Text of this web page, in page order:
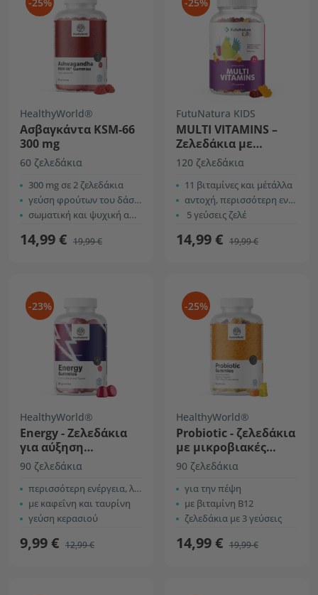
HealthyWorld®
Ασβαγκάντα KSM-66
300 mg
60 ζελεδάκια
300 mg σε 2 ζελεδάκια
γεύση φρούτων του δάσους
σωματική και ψυχική απόδοση
14,99 € 19,99 €
FutuNatura KIDS
MULTI VITAMINS –
Ζελεδάκια με
πολυβιταμίνες για
παιδιά
120 ζελεδάκια
11 βιταμίνες και μέτάλλα
αντοχή, περισσότερη ενέργεια …
5 γεύσεις ζελέ
14,99 € 19,99 €
-23%
HealthyWorld®
Energy - Ζελεδάκια
για αύξηση
ενέργειας
90 ζελεδάκια
περισσότερη ενέργεια, λιγότερη κούραση
με καφεΐνη και ταυρίνη
γεύση κερασιού
9,99 € 12,99 €
-25%
HealthyWorld®
Probiotic - ζελεδάκια
με μικροβιακές
καλλιέργειες
90 ζελεδάκια
για την πέψη
με βιταμίνη B12
ζελεδάκια με 3 γεύσεις
14,99 € 19,99 €